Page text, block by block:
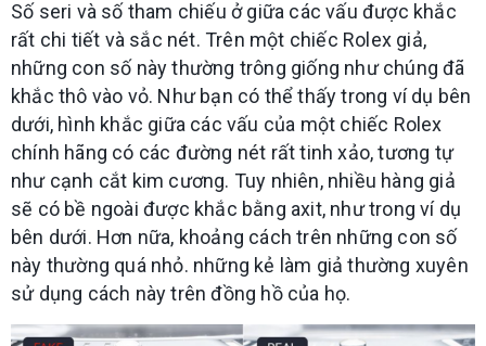
Số seri và số tham chiếu ở giữa các vấu được khắc
rất chi tiết và sắc nét. Trên một chiếc Rolex giả,
những con số này thường trông giống như chúng đã
khắc thô vào vỏ. Như bạn có thể thấy trong ví dụ bên
dưới, hình khắc giữa các vấu của một chiếc Rolex
chính hãng có các đường nét rất tinh xảo, tương tự
như cạnh cắt kim cương. Tuy nhiên, nhiều hàng giả
sẽ có bề ngoài được khắc bằng axit, như trong ví dụ
bên dưới. Hơn nữa, khoảng cách trên những con số
này thường quá nhỏ. những kẻ làm giả thường xuyên
sử dụng cách này trên đồng hồ của họ.